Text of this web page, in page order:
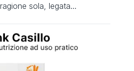
sola, legata
e Contesti Storici Nel
una lettera sul Journal of
definiva la Biomeccanica